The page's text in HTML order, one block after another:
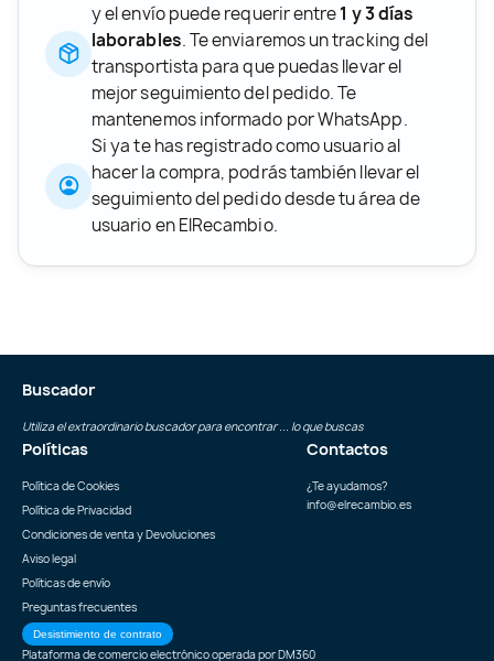
y el envío puede requerir entre1 y 3 días
laborables. Te enviaremos un tracking del
transportista para que puedas llevar el
mejor seguimiento del pedido. Te
mantenemos informado por WhatsApp.
Si ya te has registrado como usuario al
hacer la compra, podrás también llevar el
seguimiento del pedido desde tu área de
usuario en ElRecambio.
Buscador
Utiliza el extraordinario buscador para encontrar ... lo que buscas
Políticas
Política de Cookies
Política de Privacidad
Condiciones de venta y Devoluciones
Aviso legal
Políticas de envío
Preguntas frecuentes
Desistimiento de contrato
Contactos
¿Te ayudamos?
info@elrecambio.es
Plataforma de comercio electrónico operada porDM360